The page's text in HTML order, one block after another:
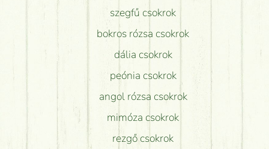
szegfű csokrok
bokros rózsa csokrok
dália csokrok
peónia csokrok
angol rózsa csokrok
mimóza csokrok
rezgő csokrok